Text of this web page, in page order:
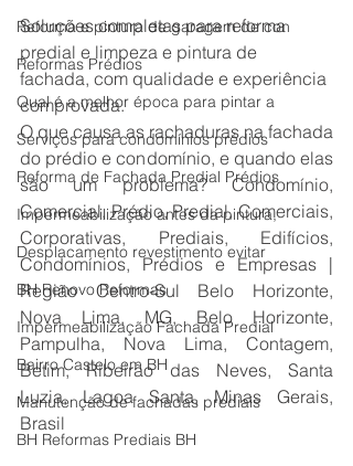
Reforma e pintura de garagem de con
Reformas Prédios
Qual é a melhor época para pintar a
Serviços para condomínios prédios
Reforma de Fachada Predial Prédios
Impermeabilização antes da pintura,
Desplacamento revestimento evitar
BH Renovo Reformas
Impermeabilização Fachada Predial
Bairro Castelo em BH
Manutenção de fachadas prediais
BH Reformas Prediais BH
Soluções completas para reforma
predial e limpeza e pintura de
fachada, com qualidade e experiência
comprovada.
O que causa as rachaduras na fachada
do prédio e condomínio, e quando elas
são um problema? Condomínio,
Comercial, Prédio, Predial, Comerciais,
Corporativas, Prediais, Edifícios,
Condomínios, Prédios e Empresas |
Região Centro-Sul Belo Horizonte,
Nova Lima, MG, Belo Horizonte,
Pampulha, Nova Lima, Contagem,
Betim, Ribeirão das Neves, Santa
Luzia, Lagoa Santa, Minas Gerais,
Brasil